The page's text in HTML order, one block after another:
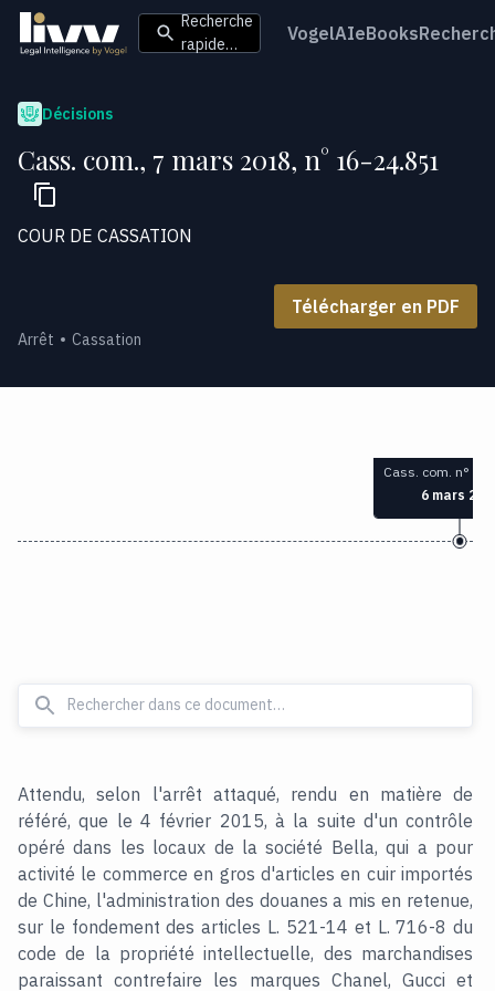
Recherche
rapide…
VogelAIeBooks
Décisions
Cass. com., 7 mars 2018, n° 16-24.851
COUR DE CASSATION
Télécharger en PDF
Arrêt Cassation
Cass. com. n°
6 mars
Attendu, selon l'arrêt attaqué, rendu en matière de
référé, que le 4 février 2015, à la suite d'un contrôle
opéré dans les locaux de la société Bella, qui a pour
activité le commerce en gros d'articles en cuir importés
de Chine, l'administration des douanes a mis en retenue,
sur le fondement des articles L. 521-14 et L. 716-8 du
code de la propriété intellectuelle, des marchandises
paraissant contrefaire les marques Chanel, Gucci et